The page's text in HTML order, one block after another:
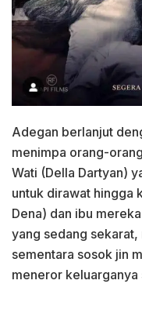
Adegan berlanjut
menimpa orang-
Wati (Della Dartyan)
untuk dirawat hingga
Dena) dan ibu
yang sedang
sementara sosok jin
meneror keluarganya